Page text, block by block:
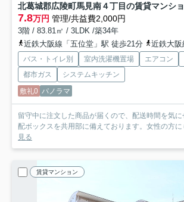
北葛城郡広陵町馬見南４丁目の賃貸マンシ
7.8万円 管理/共益費2,000円
3階 / 83.81㎡ / 3LDK /築34年
近鉄大阪線「五位堂」駅 徒歩21分
近鉄大阪線
バス・トイレ別 室内洗濯機置場 エアコン
都市ガス
システムキッチン
敷礼0 パノラマ
留守中に注文した商品が届くので、配送時間を気
配ボックスを共用部に備えております。女性の方に
見る
賃貸マンション